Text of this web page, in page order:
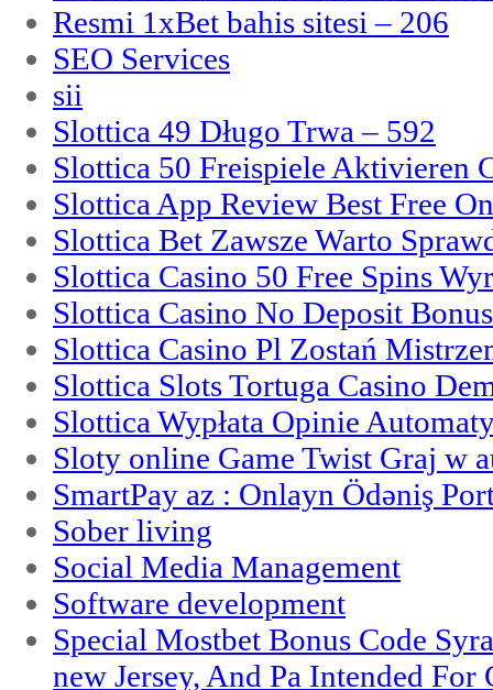
Resmi 1xBet bahis sitesi – 206
SEO Services
sii
Slottica 49 Długo Trwa – 592
Slottica 50 Freispiele Aktivieren
Slottica App Review Best Free
Slottica Bet Zawsze Warto
Slottica Casino 50 Free Spins
Slottica Casino No Deposit
Slottica Casino Pl Zostań
Slottica Slots Tortuga Casino
Slottica Wypłata Opinie
Sloty online Game Twist Graj w
SmartPay az : Onlayn Ödəniş
Sober living
Social Media Management
Software development
Special Mostbet Bonus Code
new Jersey, And Pa Intended